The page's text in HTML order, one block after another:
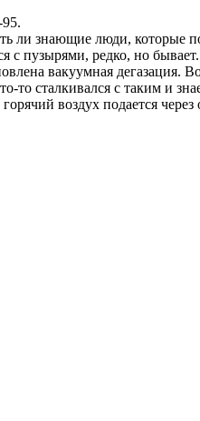
ли знающие люди, которые
пузырями, редко, но
вакуумная
то сталкивался с таким и
воздух подается